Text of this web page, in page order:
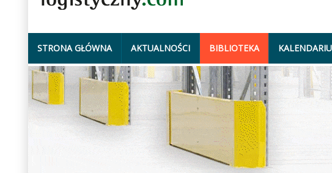
STRONA GŁÓWNA AKTUALNOŚCI BIBLIOTEKA